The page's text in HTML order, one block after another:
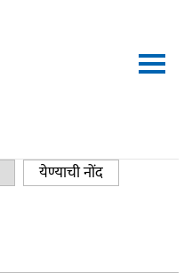
येण्याची नोंद(active tab)